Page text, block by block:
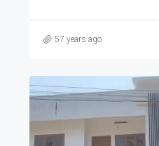
57 years ago